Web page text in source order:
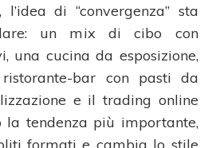
di “convergenza” sta
un mix di cibo con
una cucina da esposizione,
bar con pasti da
e il trading online
la tendenza più importante,
formati e cambia lo stile